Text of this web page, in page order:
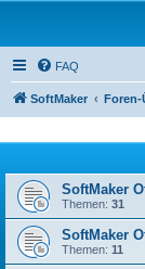
FAQ
SoftMaker Foren-
SoftMaker
Themen: 31
SoftMaker
Themen: 11